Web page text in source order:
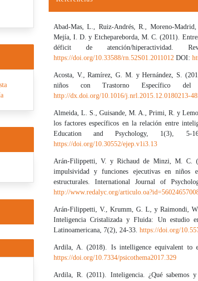
Abad-Mas, L., Ruiz-Andrés, R., Moreno-
Mejía, I. D. y Etchepareborda, M. C. (2011).
déficit de atención/hiperactividad.
https://doi.org/10.33588/rn.52S01.2011012DOI:
Acosta, V., Ramírez, G. M. y Hernández, S.
niños con Trastorno Específico del
http://dx.doi.org/10.1016/j.nrl.2015.12.0180213-
Almeida, L. S., Guisande, M. A., Primi, R. y
los factores específicos en la relación entre
Education and Psychology, 1(3), 5-
https://doi.org/10.30552/ejep.v1i3.13
Arán-Filippetti, V. y Richaud de Minzi, M. C.
impulsividad y funciones ejecutivas en niños
estructurales. International Journal of
http://www.redalyc.org/
Arán-Filippetti, V., Krumm, G. L, y Raimondi,
Inteligencia Cristalizada y Fluida: Un estudio
Latinoamericana, 7(2), 24-33. https://doi.org/
Ardila, A. (2018). Is intelligence equivalent to
https://doi.org/10.7334/psicothema2017.329
Ardila, R. (2011). Inteligencia. ¿Qué sabemos